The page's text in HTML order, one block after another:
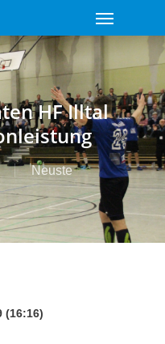
Menu
HF Illtal
Neuste
(16:16)